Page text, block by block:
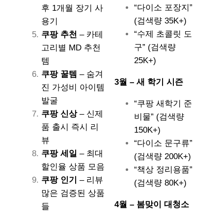
후 1개월 장기 사
용기
쿠팡 추천 – 카테
고리별 MD 추천
템
쿠팡 꿀템 – 숨겨
진 가성비 아이템
발굴
쿠팡 신상– 신제
품 출시 즉시 리
뷰
쿠팡 세일 – 최대
할인율 상품 모음
쿠팡 인기
– 리뷰
많은 검증된 상품
들
“다이소 포장지”
(검색량 35K+)
“수제 초콜릿 도
구” (검색량
25K+)
3월 – 새 학기 시즌
“쿠팡 새학기 준
비물” (검색량
150K+)
“다이소 문구류”
(검색량 200K+)
“책상 정리용품”
(검색량 80K+)
4월 – 봄맞이 대청소